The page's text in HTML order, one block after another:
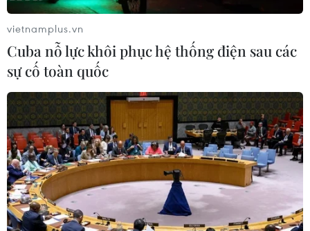
Nền kinh tế Pháp hưởng lợi từ hiệu ứng
vietnamplus.vn
Cuba nỗ lực khôi phục hệ thống điện sau các
sự cố toàn quốc